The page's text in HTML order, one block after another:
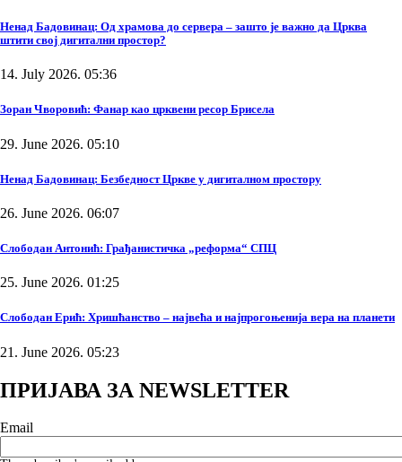
Ненад Бадовинац: Од храмова до сервера – зашто је важно да Црква
штити свој дигитални простор?
14. July 2026. 05:36
Зоран Чворовић: Фанар као црквени ресор Брисела
29. June 2026. 05:10
Ненад Бадовинац: Безбедност Цркве у дигиталном простору
26. June 2026. 06:07
Слободан Антонић: Грађанистичка „реформа“ СПЦ
25. June 2026. 01:25
Слободан Ерић: Хришћанство – највећа и најпрогоњенија вера на планети
21. June 2026. 05:23
ПРИЈАВА ЗА NEWSLETTER
Email